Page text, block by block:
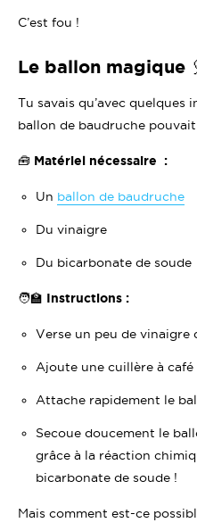
C’est fou !
Le ballon magique
Tu savais qu’avec quelques
ballon de baudruche
🧰 Matériel nécessaire :
Un ballon de baudruche
Du vinaigre
Du bicarbonate de soude
🧑‍🏫 Instructions :
Verse un peu de vinaigre
Ajoute une cuillère à café
Attache rapidement le
Secoue doucement le
grâce à la réaction
bicarbonate de soude !
Mais comment est-ce